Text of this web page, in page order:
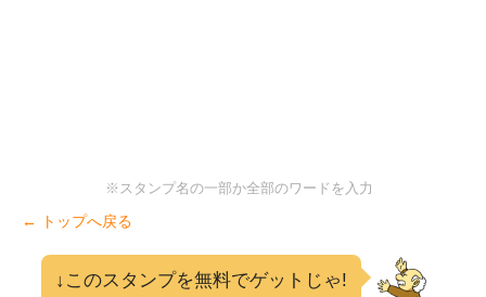
※スタンプ名の一部か全部のワードを入力
← トップへ戻る
↓このスタンプを無料でゲットじゃ!